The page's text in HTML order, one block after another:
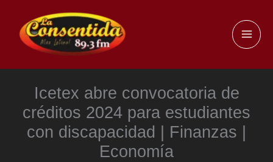
contenido
Icetex abre convocatoria de
créditos 2024 para estudiantes
con discapacidad | Finanzas |
Economía